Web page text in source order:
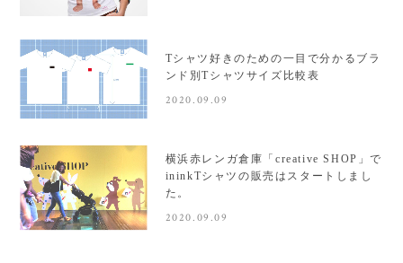
Tシャツ好きのための一目で分かるブラ
ンド別Tシャツサイズ比較表
2020.09.09
横浜赤レンガ倉庫「creative SHOP」で
ininkTシャツの販売はスタートしまし
た。
2020.09.09